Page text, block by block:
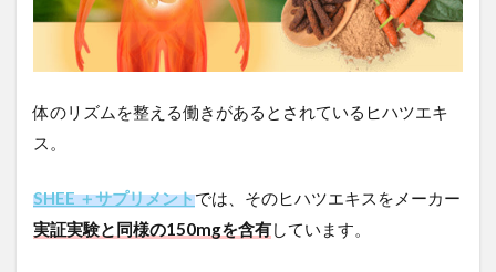
体のリズムを整える働きがあるとされているヒハツエキ
ス。
SHEE ＋サプリメントでは、そのヒハツエキスをメーカー
実証実験と同様の150mgを含有しています。